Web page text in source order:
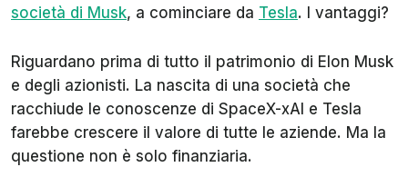
società di Musk, a cominciare da Tesla. I vantaggi?
Riguardano prima di tutto il patrimonio di Elon Musk
e degli azionisti. La nascita di una società che
racchiude le conoscenze di SpaceX-xAI e Tesla
farebbe crescere il valore di tutte le aziende. Ma la
questione non è solo finanziaria.